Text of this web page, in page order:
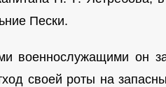
Пески.
военнослужащими он
своей роты на